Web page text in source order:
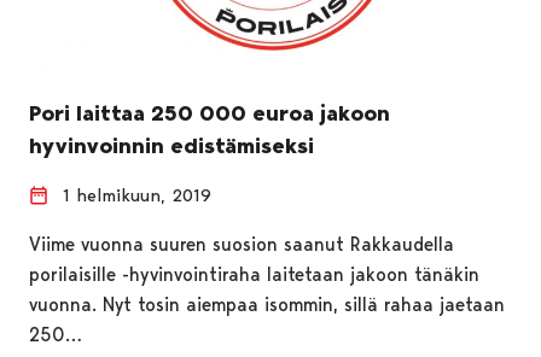
Pori laittaa 250 000 euroa jakoon
hyvinvoinnin edistämiseksi
1 helmikuun, 2019
Viime vuonna suuren suosion saanut Rakkaudella
porilaisille -hyvinvointiraha laitetaan jakoon tänäkin
vuonna. Nyt tosin aiempaa isommin, sillä rahaa jaetaan
250…